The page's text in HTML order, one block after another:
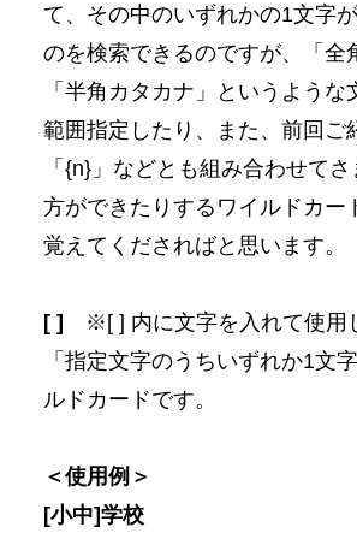
て、その中のいずれかの1文字
のを検索できるのですが、「全
「半角カタカナ」というような
範囲指定したり、また、前回ご
「{n}」などとも組み合わせて
方ができたりするワイルドカー
覚えてくださればと思います。
[ ] ※[ ] 内に文字を入れて使用
「指定文字のうちいずれか1文
ルドカードです。
＜使用例＞
[小中]学校